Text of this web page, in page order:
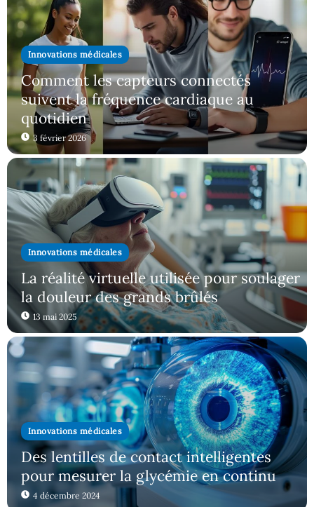
Innovations médicales
Comment les capteurs connectés
suivent la fréquence cardiaque au
quotidien
3 février 2026
Innovations médicales
La réalité virtuelle utilisée pour soulager
la douleur des grands brûlés
13 mai 2025
Innovations médicales
Des lentilles de contact intelligentes
pour mesurer la glycémie en continu
4 décembre 2024